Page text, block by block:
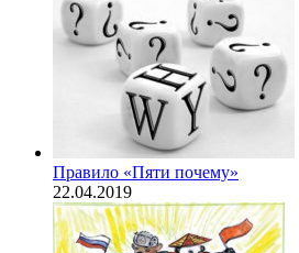
Правило «Пяти почему»
22.04.2019